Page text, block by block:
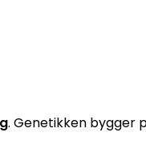
. Genetikken bygger